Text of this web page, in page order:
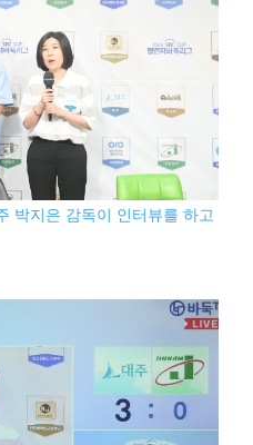
박지은 감독이 인터뷰를 하고